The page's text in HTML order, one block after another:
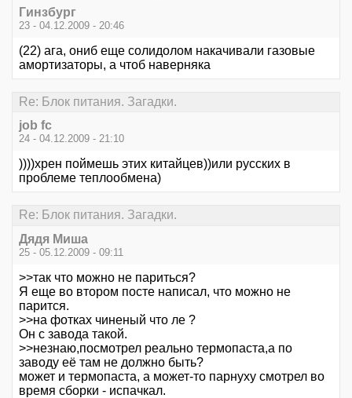
Гинзбург
23 - 04.12.2009 - 20:46
(22) ага, ониб еще солидолом накачивали газовые
амортизаторы, а чтоб наверняка
Re: Блок питания. Загадки.
job fc
24 - 04.12.2009 - 21:10
))))хрен поймешь этих китайцев))или русских в
проблеме теплообмена)
Re: Блок питания. Загадки.
Дядя Миша
25 - 05.12.2009 - 09:11
>>так что можно не париться?
Я еще во втором посте написал, что можно не
парится.
>>на фотках чиненый что ле ?
Он с завода такой.
>>незнаю,посмотрел реально термопаста,а по
заводу её там не должно быть?
может и термопаста, а может-то парнуху смотрел во
время сборки - испачкал.